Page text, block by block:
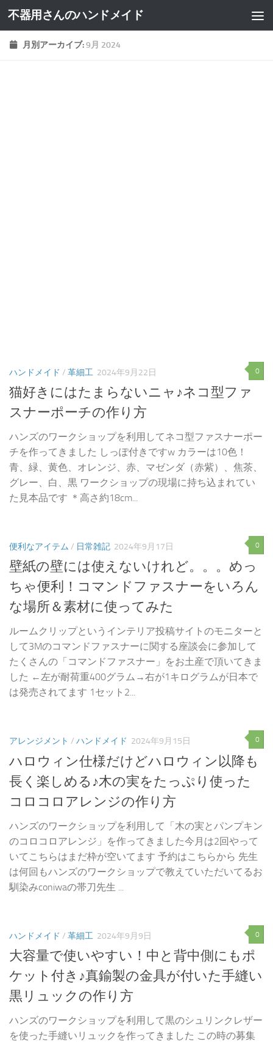
不器用さんのハンドメイド
月別アーカイブ:9月 2024
0
ハンドメイド / 革細工 2024年9月22日
猫好きにはたまらないニャ♪ネコ型ファ
スナーポーチの作り方
ハンズのワークショップを利用してネコ型ファスナーポー
チを作ってきました しっぽ付きですw カラーは10色！
青、緑、黄色、オレンジ、赤、マゼンダ（赤紫）、焦茶、
グレー、白、黒 ワークショップの現場に持ち込まれてい
た見本品です ＊高さ約18cm...
0
便利なアイテム / 日常雑記 2024年9月17日
壁紙の壁には使えないけれど。。。めっ
ちゃ便利！コマンドファスナーをいろん
な場所＆素材に使ってみた
ルームクリップというインテリア投稿サイトのモニターと
して3Mのコマンドファスナーに関する座談会に参加して
たくさんの「コマンドファスナー」をお土産で頂いてきま
した ←左が耐荷重400グラム→右が1キログラムが日本で
は発売されてます 1セット2...
0
アレンジメント / ハンドメイド 2024年9月15日
ハロウィン仕様だけどハロウィン以降も
長く楽しめる♪木の実をたっぷり使った
コロコロアレンジの作り方
ハンズのワークショップを利用して「木の実とパンプキン
のコロコロアレンジ」を作ってきました今月は2回やって
いてこちらはまだ枠が空いてます 予約はこちらから 先生
は何回もハンズのワークショップで教えていただいてるお
馴染みconiwaの帯刀先生 ...
0
ハンドメイド / 革細工 2024年9月9日
大容量で使いやすい！中と背中側にもポ
ケット付き♪真鍮製の金具が付いた手縫い
黒リュックの作り方
ハンズのワークショップを利用して黒のシュリンクレザー
を使った手縫いリュックを作ってきました この時の募集